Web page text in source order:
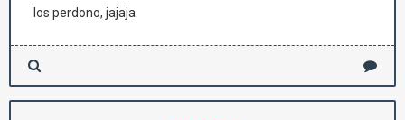
los perdono, jajaja.